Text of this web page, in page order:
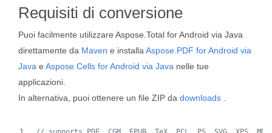
Requisiti di conversione
Puoi facilmente utilizzare Aspose.Total for Android via Java
direttamente da Maven e installa Aspose.PDF for Android via
Java e Aspose.Cells for Android via Java nelle tue
applicazioni.
In alternativa, puoi ottenere un file ZIP da downloads